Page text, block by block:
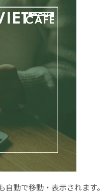
動で移動・表示されます。